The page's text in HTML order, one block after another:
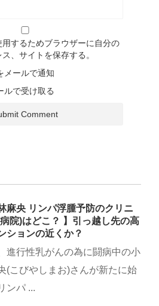
するためブラウザーに自分の
、サイトを保存する。
メールで通知
ルで受け取る
麻央 リンパ浮腫予防のクリニ
院)はどこ？ 】引っ越し先の高
ションの近くか？
進行性乳がんの為に闘病中の小
(こびやしまお)さんが新たに始
ンパ ...